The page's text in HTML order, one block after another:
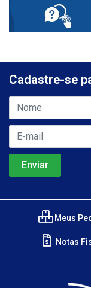
Cadastre-se
Meus
Notas